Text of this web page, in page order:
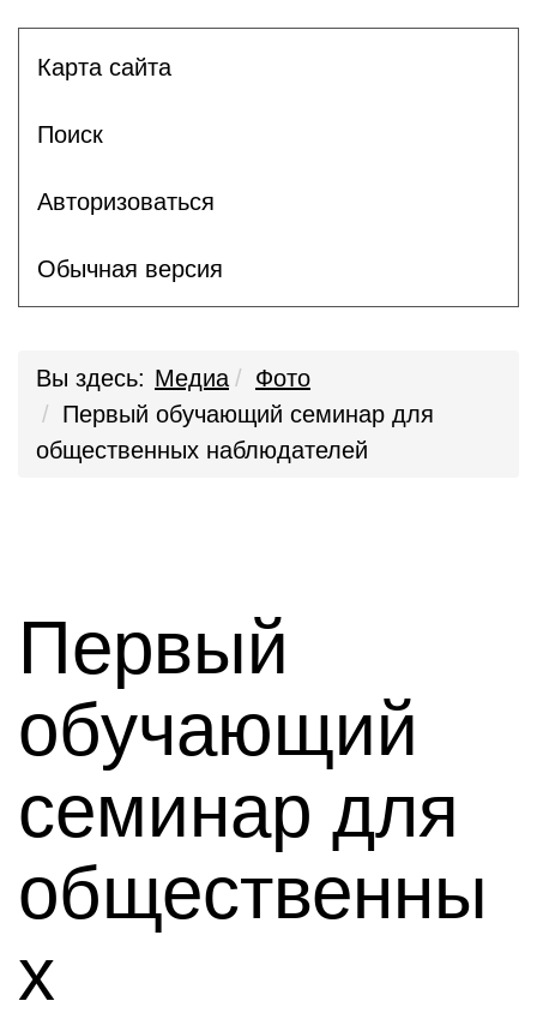
Карта сайта
Поиск
Авторизоваться
Обычная версия
Вы здесь: Медиа
Фото
Первый обучающий семинар для
общественных наблюдателей
Первый
обучающий
семинар для
общественны
х